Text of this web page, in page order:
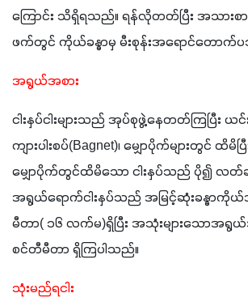
ကြောင်း သိရှိရသည်။ ရန်လိုတတ်ပြီး အသားစာ
ဖက်တွင် ကိုယ်ခန္ဓာမှ မီးစုန်းအရောင်တောက်
အရွယ်အစား
ငါးနှပ်ငါးများသည် အုပ်စုဖွဲ့နေတတ်ကြပြီး
ကျားပါးစပ်(Bagnet)၊ မျှောပိုက်များတွင် ထိမိပ
မျှောပိုက်တွင်ထိမိသော ငါးနှပ်သည် ပို၍
အရွယ်ရောက်ငါးနှပ်သည် အမြင့်ဆုံးခန္ဓာကိုယ်
မီတာ( ၁၆ လက်မ)ရှိပြီး အသုံးများသောအရွယ်
စင်တီမီတာ ရှိကြပါသည်။
သုံးမည်ရငါး